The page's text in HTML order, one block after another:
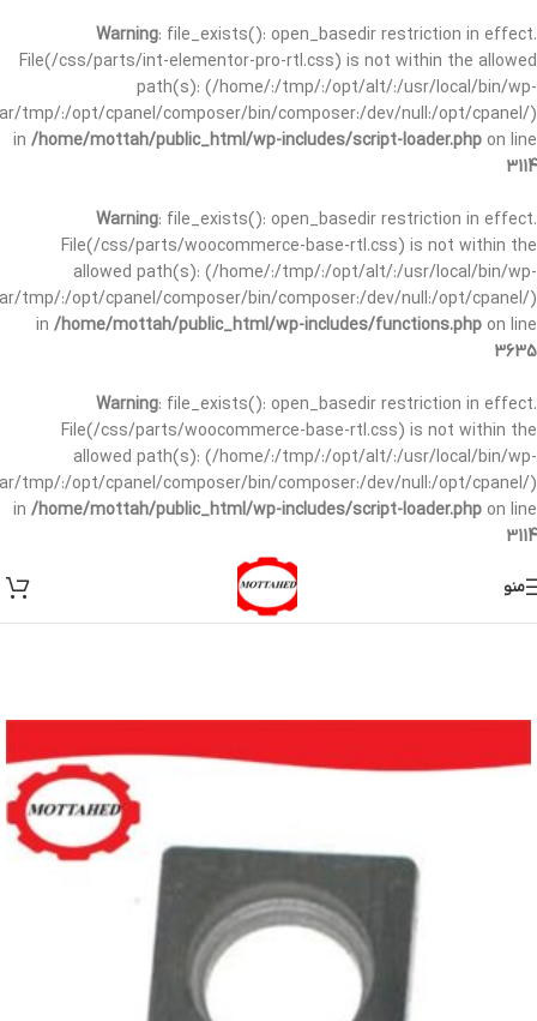
Warning: file_exists(): open_basedir restriction in effect.
File(/css/parts/int-elementor-pro-rtl.css) is not within the allowed
path(s): (/home/:/tmp/:/opt/alt/:/usr/local/bin/wp-
tmp/:/opt/cpanel/composer/bin/composer:/dev/null:/opt/cpanel/)
in /home/mottah/public_html/wp-includes/script-loader.php on line
3114
Warning: file_exists(): open_basedir restriction in effect.
File(/css/parts/woocommerce-base-rtl.css) is not within the
allowed path(s): (/home/:/tmp/:/opt/alt/:/usr/local/bin/wp-
tmp/:/opt/cpanel/composer/bin/composer:/dev/null:/opt/cpanel/)
in /home/mottah/public_html/wp-includes/functions.php on line
3635
Warning: file_exists(): open_basedir restriction in effect.
File(/css/parts/woocommerce-base-rtl.css) is not within the
allowed path(s): (/home/:/tmp/:/opt/alt/:/usr/local/bin/wp-
tmp/:/opt/cpanel/composer/bin/composer:/dev/null:/opt/cpanel/)
in /home/mottah/public_html/wp-includes/script-loader.php on line
3114
منو